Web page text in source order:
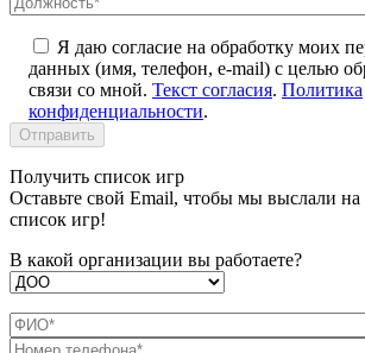
Я даю согласие на обработку моих
данных (имя, телефон, e-mail) с целью
связи со мной. Текст согласия. Политика
конфиденциальности.
Получить список игр
Оставьте свой Email, чтобы мы выслали
список игр!
В какой организации вы работаете?